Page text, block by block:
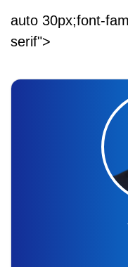
auto 30px;font-
serif">